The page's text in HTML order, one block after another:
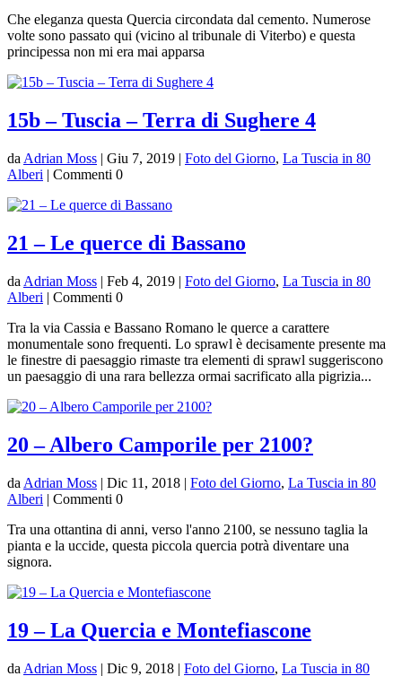
Che eleganza questa Quercia circondata dal cemento. Numerose
volte sono passato qui (vicino al tribunale di Viterbo) e questa
principessa non mi era mai apparsa
15b – Tuscia – Terra di Sughere 4
da Adrian Moss | Giu 7, 2019 | Foto del Giorno, La Tuscia in 80
Alberi | Commenti 0
21 – Le querce di Bassano
da Adrian Moss | Feb 4, 2019 | Foto del Giorno, La Tuscia in 80
Alberi | Commenti 0
Tra la via Cassia e Bassano Romano le querce a carattere
monumentale sono frequenti. Lo sprawl è decisamente presente ma
le finestre di paesaggio rimaste tra elementi di sprawl suggeriscono
un paesaggio di una rara bellezza ormai sacrificato alla pigrizia...
20 – Albero Camporile per 2100?
da Adrian Moss | Dic 11, 2018 | Foto del Giorno, La Tuscia in 80
Alberi | Commenti 0
Tra una ottantina di anni, verso l'anno 2100, se nessuno taglia la
pianta e la uccide, questa piccola quercia potrà diventare una
signora.
19 – La Quercia e Montefiascone
da Adrian Moss | Dic 9, 2018 | Foto del Giorno, La Tuscia in 80